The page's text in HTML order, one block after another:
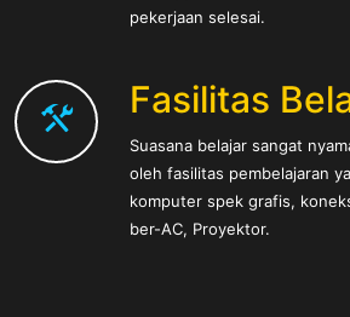
pekerjaan selesai.
Fasilitas
Suasana belajar sangat
oleh fasilitas pembelajaran
komputer spek grafis,
ber-AC, Proyektor.